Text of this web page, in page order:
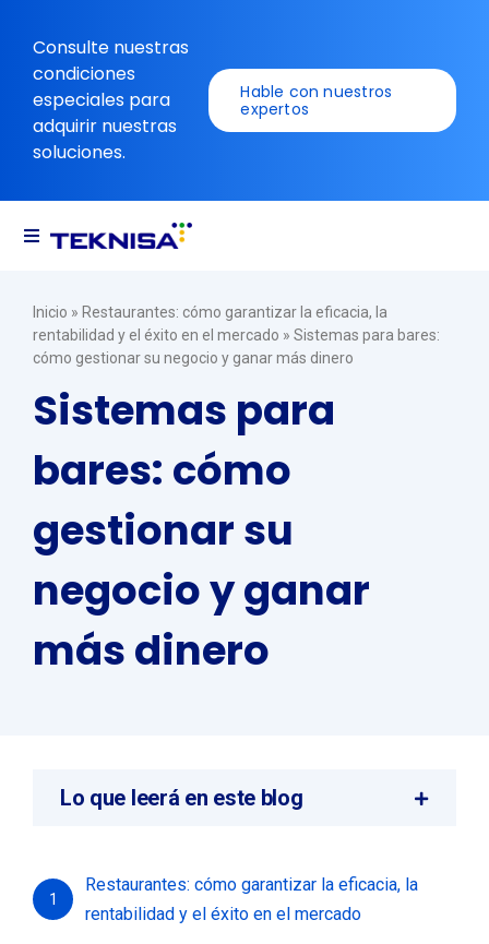
contenido
Consulte nuestras
condiciones
especiales para
adquirir nuestras
soluciones.
Hable con nuestros
expertos
Alternar
Recursos
Inicio » Restaurantes: cómo garantizar la eficacia, la
rentabilidad y el éxito en el mercado » Sistemas para bares:
cómo gestionar su negocio y ganar más dinero
Sistemas para
bares: cómo
gestionar su
negocio y ganar
más dinero
Lo que leerá en este blog
1
Restaurantes: cómo garantizar la eficacia, la
rentabilidad y el éxito en el mercado